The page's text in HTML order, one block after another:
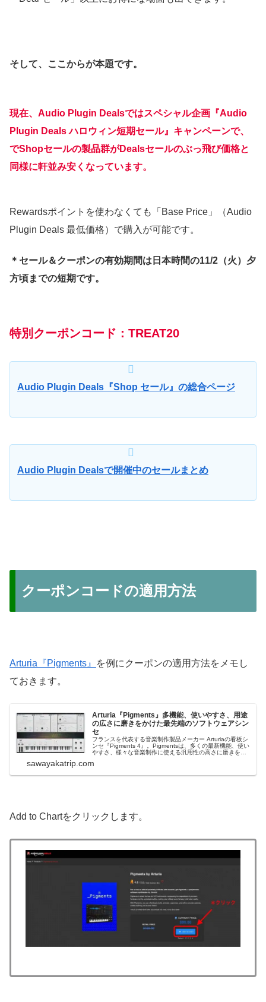
そして、ここからが本題です。
現在、Audio Plugin Dealsではスペシャル企画『Audio
Plugin Deals ハロウィン短期セール』キャンペーンで、
でShopセールの製品群がDealsセールのぶっ飛び価格と
同様に軒並み安くなっています。
Rewardsポイントを使わなくても「Base Price」（Audio
Plugin Deals 最低価格）で購入が可能です。
＊セール＆クーポンの有効期間は日本時間の11/2（火）夕
方頃までの短期です。
特別クーポンコード：TREAT20
Audio Plugin Deals『Shop セール』の総合ページ
Audio Plugin Dealsで開催中のセールまとめ
クーポンコードの適用方法
Arturia『Pigments』
を例にクーポンの適用方法をメモし
ておきます。
Arturia『Pigments』多機能、使いやすさ、用途
の広さに磨きをかけた最先端のソフトウェアシン
セ
フランスを代表する音楽制作製品メーカー Arturiaの看板シ
ンセ『Pigments 4』。Pigmentsは、多くの最新機能、使い
やすさ、様々な音楽制作に使える汎用性の高さに磨きをか
タンドアロン、VST、AAX、AU）。市場には様々なシンセ
sawayakatrip.com
Add to Chartをクリックします。